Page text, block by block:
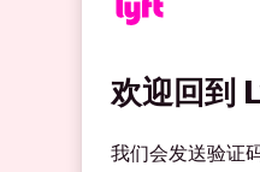
欢迎回到
我们会发送验证